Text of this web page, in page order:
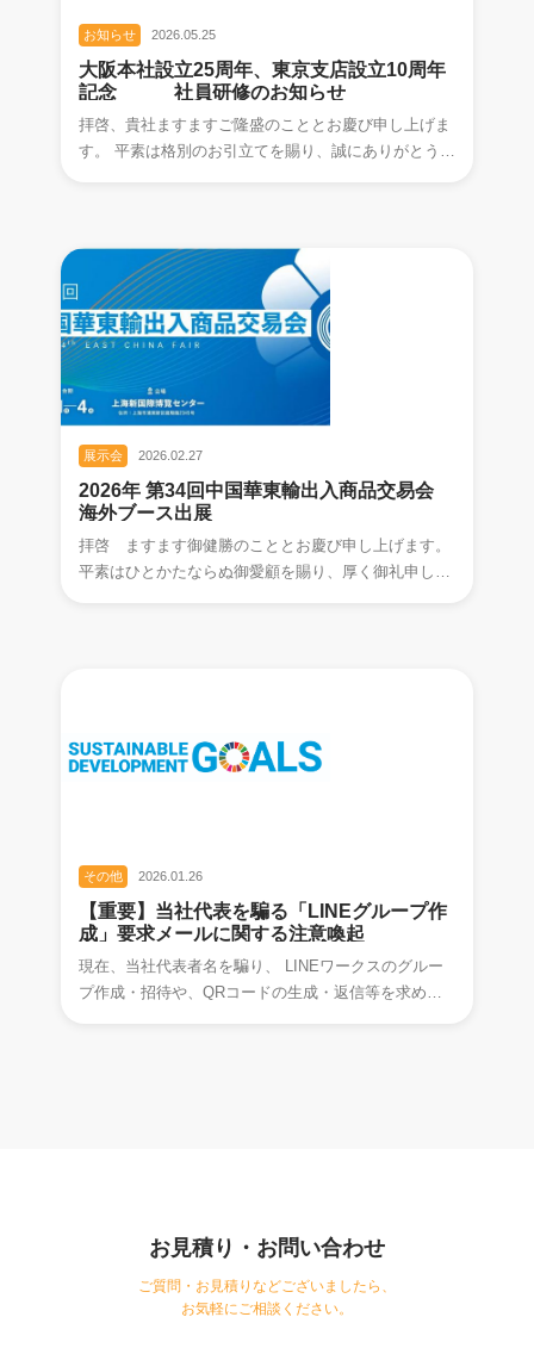
お知らせ 2026.05.25
大阪本社設立25周年、東京支店設立10周年
記念 社員研修のお知らせ
拝啓、貴社ますますご隆盛のこととお慶び申し上げま
す。 平素は格別のお引立てを賜り、誠にありがとうご
展示会 2026.02.27
2026年 第34回中国華東輸出入商品交易会
海外ブース出展
拝啓 ますます御健勝のこととお慶び申し上げます。
平素はひとかたならぬ御愛顧を賜り、厚く御礼申し上
その他 2026.01.26
【重要】当社代表を騙る「LINEグループ作
成」要求メールに関する注意喚起
現在、当社代表者名を騙り、 LINEワークスのグルー
プ作成・招待や、QRコードの生成・返信等を求める
お見積り・お問い合わせ
ご質問・お見積りなどございましたら、
お気軽にご相談ください。